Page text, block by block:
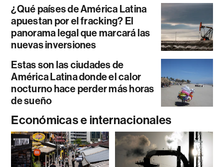
¿Qué países de América Latina
apuestan por el fracking? El
panorama legal que marcará las
nuevas inversiones
Estas son las ciudades de
América Latina donde el calor
nocturno hace perder más horas
de sueño
Económicas e internacionales